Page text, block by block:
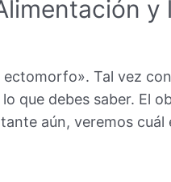
y
Tal vez
que debes saber. El
aún, veremos cuál